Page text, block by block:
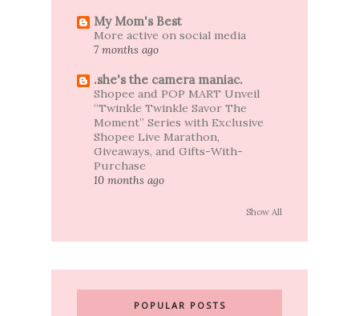
My Mom's Best
More active on social media
7 months ago
.she's the camera maniac.
Shopee and POP MART Unveil
“Twinkle Twinkle Savor The
Moment” Series with Exclusive
Shopee Live Marathon,
Giveaways, and Gifts-With-
Purchase
10 months ago
Show All
POPULAR POSTS